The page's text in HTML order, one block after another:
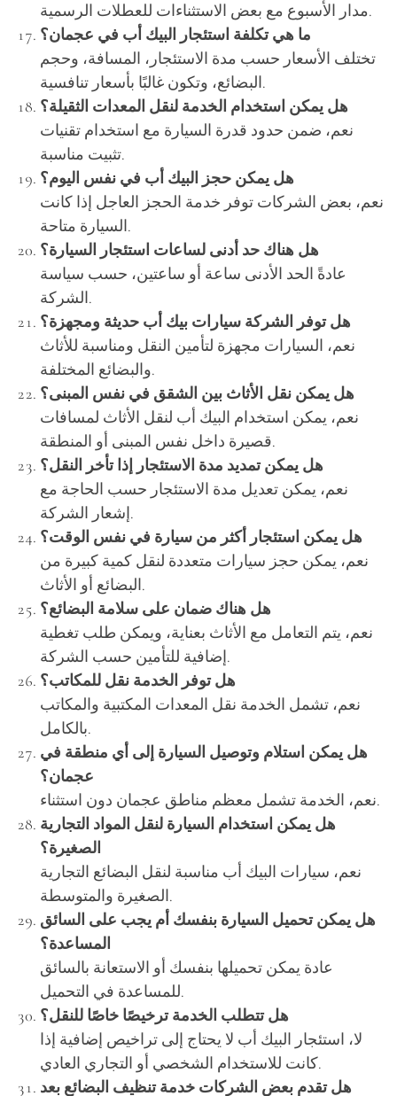
مدار الأسبوع مع بعض الاستثناءات للعطلات الرسمية.
ما هي تكلفة استئجار البيك أب في عجمان؟
تختلف الأسعار حسب مدة الاستئجار، المسافة، وحجم
البضائع، وتكون غالبًا بأسعار تنافسية.
هل يمكن استخدام الخدمة لنقل المعدات الثقيلة؟
نعم، ضمن حدود قدرة السيارة مع استخدام تقنيات
تثبيت مناسبة.
هل يمكن حجز البيك أب في نفس اليوم؟
نعم، بعض الشركات توفر خدمة الحجز العاجل إذا كانت
السيارة متاحة.
هل هناك حد أدنى لساعات استئجار السيارة؟
عادةً الحد الأدنى ساعة أو ساعتين، حسب سياسة
الشركة.
هل توفر الشركة سيارات بيك أب حديثة ومجهزة؟
نعم، السيارات مجهزة لتأمين النقل ومناسبة للأثاث
والبضائع المختلفة.
هل يمكن نقل الأثاث بين الشقق في نفس المبنى؟
نعم، يمكن استخدام البيك أب لنقل الأثاث لمسافات
قصيرة داخل نفس المبنى أو المنطقة.
هل يمكن تمديد مدة الاستئجار إذا تأخر النقل؟
نعم، يمكن تعديل مدة الاستئجار حسب الحاجة مع
إشعار الشركة.
هل يمكن استئجار أكثر من سيارة في نفس الوقت؟
نعم، يمكن حجز سيارات متعددة لنقل كمية كبيرة من
البضائع أو الأثاث.
هل هناك ضمان على سلامة البضائع؟
نعم، يتم التعامل مع الأثاث بعناية، ويمكن طلب تغطية
إضافية للتأمين حسب الشركة.
هل توفر الخدمة نقل للمكاتب؟
نعم، تشمل الخدمة نقل المعدات المكتبية والمكاتب
بالكامل.
هل يمكن استلام وتوصيل السيارة إلى أي منطقة في
عجمان؟
نعم، الخدمة تشمل معظم مناطق عجمان دون استثناء.
هل يمكن استخدام السيارة لنقل المواد التجارية
الصغيرة؟
نعم، سيارات البيك أب مناسبة لنقل البضائع التجارية
الصغيرة والمتوسطة.
هل يمكن تحميل السيارة بنفسك أم يجب على السائق
المساعدة؟
عادة يمكن تحميلها بنفسك أو الاستعانة بالسائق
للمساعدة في التحميل.
هل تتطلب الخدمة ترخيصًا خاصًا للنقل؟
لا، استئجار البيك أب لا يحتاج إلى تراخيص إضافية إذا
كانت للاستخدام الشخصي أو التجاري العادي.
هل تقدم بعض الشركات خدمة تنظيف البضائع بعد